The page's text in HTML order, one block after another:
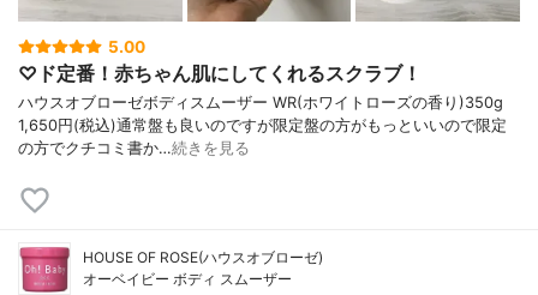
5.00
♡ド定番！赤ちゃん肌にしてくれるスクラブ！
ハウスオブローゼボディスムーザー WR(ホワイトローズの香り)350g
1,650円(税込)通常盤も良いのですが限定盤の方がもっといいので限定
の方でクチコミ書か…続きを見る
HOUSE OF ROSE(ハウスオブローゼ)
オーベイビー ボディ スムーザー